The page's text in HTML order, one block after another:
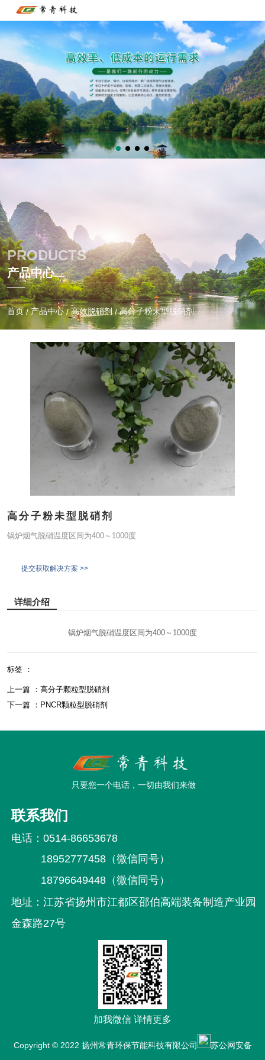
PRODUCTS
产品中心
首页 /产品中心 /高效脱硝剂 /高分子粉未型脱硝剂
高分子粉未型脱硝剂
锅炉烟气脱硝温度区间为400～1000度
提交获取解决方案 >>
详细介绍
锅炉烟气脱硝温度区间为400～1000度
标签 ：
上一篇 ： 高分子颗粒型脱硝剂
下一篇 ： PNCR颗粒型脱硝剂
只要您一个电话，一切由我们来做
联系我们
电话： 0514-86653678
18952777458（微信同号）
18796649448（微信同号）
地址： 江苏省扬州市江都区邵伯高端装备制造产业园
金森路27号
加我微信 详情更多
Copyright © 2022 扬州常青环保节能科技有限公司 苏公网安备